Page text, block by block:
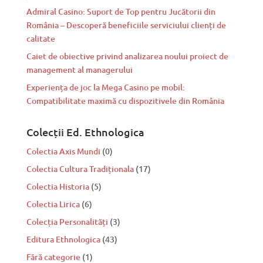
Admiral Casino: Suport de Top pentru Jucătorii din
România – Descoperă beneficiile serviciului clienți de
calitate
Caiet de obiective privind analizarea noului proiect de
management al managerului
Experiența de joc la Mega Casino pe mobil:
Compatibilitate maximă cu dispozitivele din România
Colecții Ed. Ethnologica
Colectia Axis Mundi (0)
Colectia Cultura Tradiționala (17)
Colectia Historia (5)
Colectia Lirica (6)
Colecția Personalități (3)
Editura Ethnologica (43)
Fără categorie (1)